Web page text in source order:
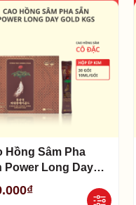
không có tác dụng thay
Hồng Sâm Pha
Power Long Day
KGS (10 ml/ gói)